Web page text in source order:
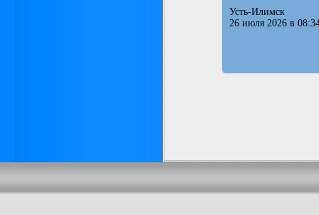
Усть-Илимск
26 июля 2026 в